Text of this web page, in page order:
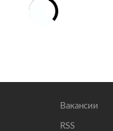
Вакансии
RSS